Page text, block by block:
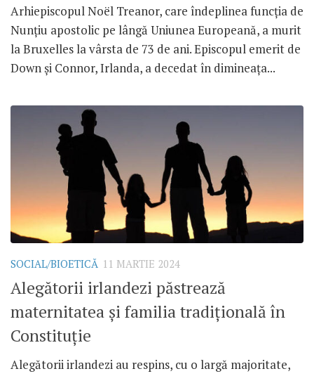
Arhiepiscopul Noël Treanor, care îndeplinea funcția de
Nunțiu apostolic pe lângă Uniunea Europeană, a murit
la Bruxelles la vârsta de 73 de ani. Episcopul emerit de
Down și Connor, Irlanda, a decedat în dimineața...
SOCIAL/BIOETICĂ 11 MARTIE 2024
Alegătorii irlandezi păstrează
maternitatea și familia tradițională în
Constituție
Alegătorii irlandezi au respins, cu o largă majoritate,